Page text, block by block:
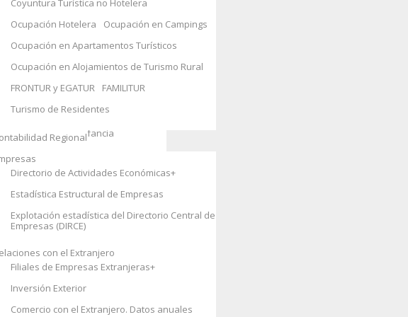
Condiciones de Vida
Hogar
2008. Hogares y Medio
Recursos Sociales
Protección a la Infancia
+
hogares
de Consumo
Familiares
+
Coyuntura Turística no Hotelera
Ocupación Hotelera
Ocupación en Campings
Ocupación en Apartamentos Turísticos
Ocupación en Alojamientos de Turismo Rural
FRONTUR y EGATUR
FAMILITUR
Turismo de Residentes
Regional
Directorio de Actividades Económicas
Estadística Estructural de Empresas
Explotación estadística del Directorio Central de
Empresas (DIRCE)
+
con el Extranjero
Filiales de Empresas Extranjeras
Inversión Exterior
Comercio con el Extranjero. Datos anuales
+